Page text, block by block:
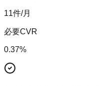
11件/月
必要CVR
0.37%